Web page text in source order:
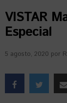
VISTAR
Especial
5 agosto, 2020 por